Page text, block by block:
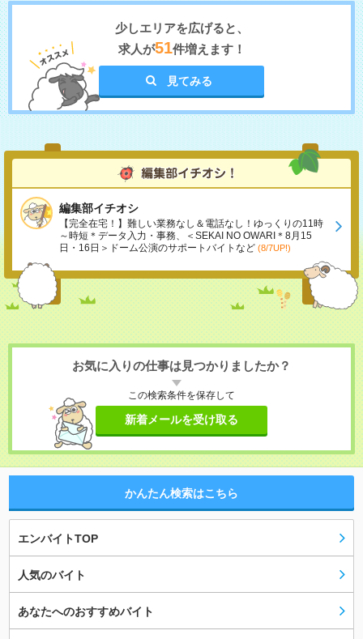
少しエリアを広げると、
求人が51件増えます！
見てみる
編集部イチオシ
【完全在宅！】難しい業務なし＆電話なし！ゆっくりの11時
～時短＊データ入力・事務、＜SEKAI NO OWARI＊8月15
日・16日＞ドーム公演のサポートバイトなど (8/7UP!)
お気に入りの仕事は見つかりましたか？
この検索条件を保存して
新着メールを受け取る
かんたん検索はこちら
エンバイトTOP
人気のバイト
あなたへのおすすめバイト